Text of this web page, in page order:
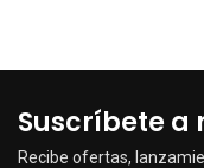
Suscríbete a
Recibe ofertas,